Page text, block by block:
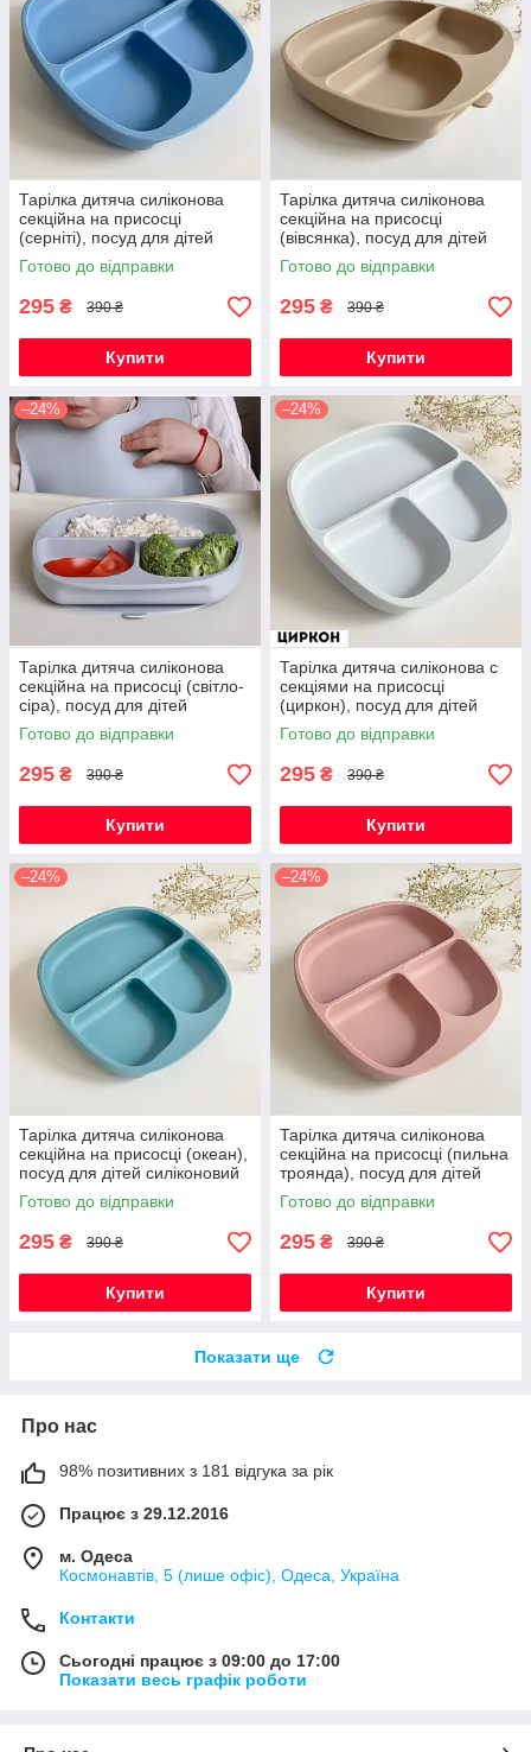
Тарілка дитяча силіконова
секційна на присосці
(серніті), посуд для дітей
силіконовий
Готово до відправки
295 ₴ 390 ₴
Купити
Тарілка дитяча силіконова
секційна на присосці
(вівсянка), посуд для дітей
силіконовий
Готово до відправки
295 ₴ 390 ₴
Купити
–24%
Тарілка дитяча силіконова
секційна на присосці (світло-
сіра), посуд для дітей
силіконовий
Готово до відправки
295 ₴ 390 ₴
Купити
–24%
Тарілка дитяча силіконова с
секціями на присосці
(циркон), посуд для дітей
силіконовий
Готово до відправки
295 ₴ 390 ₴
Купити
–24%
Тарілка дитяча силіконова
секційна на присосці (океан),
посуд для дітей силіконовий
Готово до відправки
295 ₴ 390 ₴
Купити
–24%
Тарілка дитяча силіконова
секційна на присосці (пильна
троянда), посуд для дітей
силіконовий
Готово до відправки
295 ₴ 390 ₴
Купити
Показати ще
Про нас
98% позитивних з 181 відгука за рік
Працює з 29.12.2016
м. Одеса
Космонавтів, 5 (лише офіс), Одеса, Україна
Контакти
Сьогодні працює з 09:00 до 17:00
Показати весь графік роботи